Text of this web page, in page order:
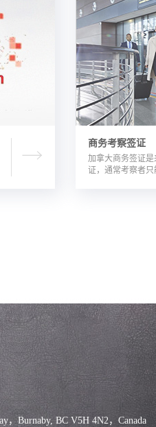
商务考察签证
加拿大商务签证
证，通常考察者
，Burnaby, BC V5H 4N2，Canada